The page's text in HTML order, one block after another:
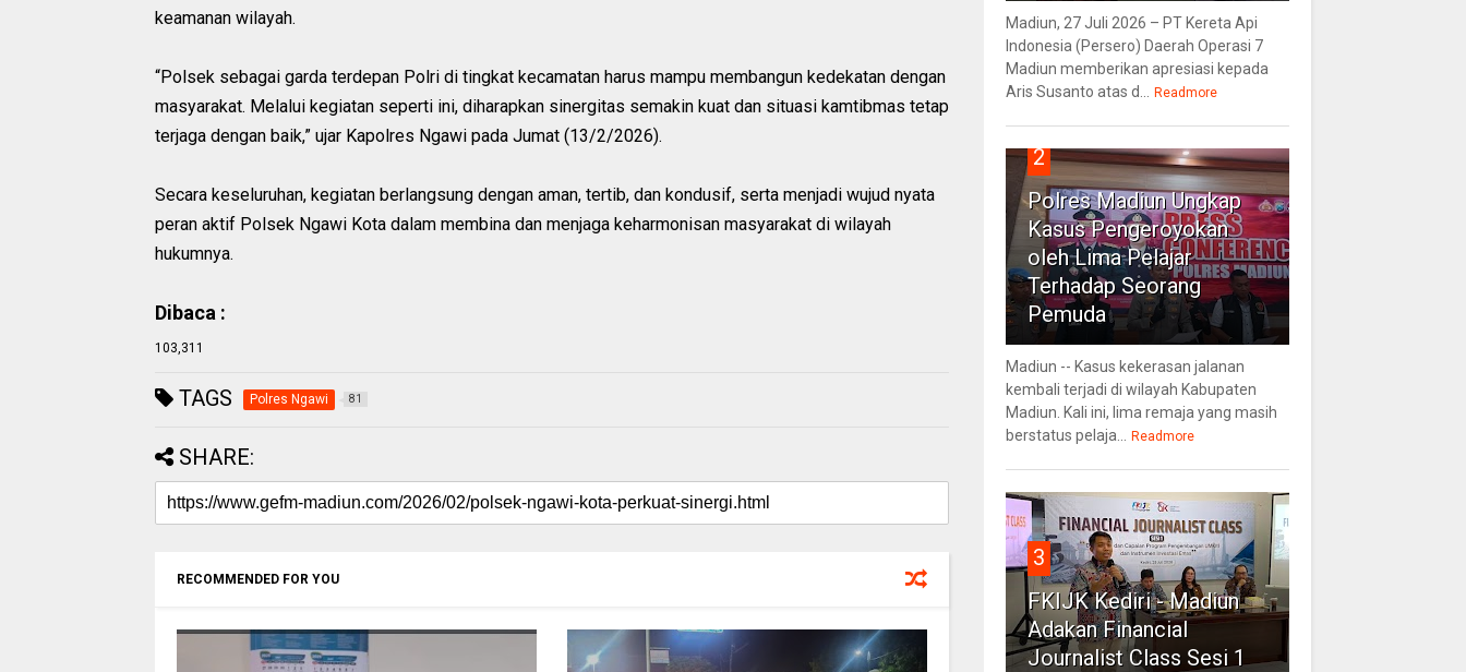
keamanan wilayah.
“Polsek sebagai garda terdepan Polri di tingkat kecamatan harus mampu membangun kedekatan dengan
masyarakat. Melalui kegiatan seperti ini, diharapkan sinergitas semakin kuat dan situasi kamtibmas tetap
terjaga dengan baik,” ujar Kapolres Ngawi pada Jumat (13/2/2026).
Secara keseluruhan, kegiatan berlangsung dengan aman, tertib, dan kondusif, serta menjadi wujud nyata
peran aktif Polsek Ngawi Kota dalam membina dan menjaga keharmonisan masyarakat di wilayah
hukumnya.
Dibaca :
103,311
TAGS Polres Ngawi 81
SHARE:
RECOMMENDED FOR YOU
Madiun, 27 Juli 2026 – PT Kereta Api
Indonesia (Persero) Daerah Operasi 7
Madiun memberikan apresiasi kepada
Aris Susanto atas d...
Readmore
2
Polres Madiun Ungkap
Kasus Pengeroyokan
oleh Lima Pelajar
Terhadap Seorang
Pemuda
Madiun -- Kasus kekerasan jalanan
kembali terjadi di wilayah Kabupaten
Madiun. Kali ini, lima remaja yang masih
berstatus pelaja...
Readmore
3
FKIJK Kediri - Madiun
Adakan Financial
Journalist Class Sesi 1